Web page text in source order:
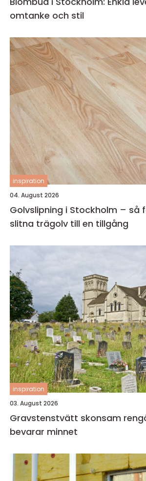
omtanke och stil
inspiration
04. August 2026
Golvslipning i Stockholm – så
slitna trägolv till en tillgång
inspiration
03. August 2026
Gravstenstvätt skonsam rengöring som
bevarar minnet